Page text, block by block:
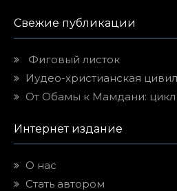
Свежие публикации
Фиговый листок
Иудео-христианская
От Обамы к Мамдани:
Интернет издание
О нас
Стать автором